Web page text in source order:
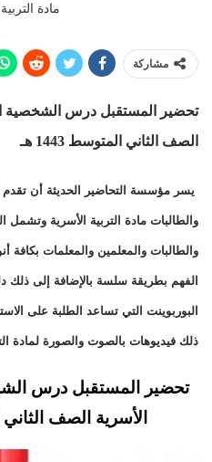
مادة
مشاركة
تحضير المستقبل درس الشخصية
الصف الثاني المتوسط 1443 هـ
يسر مؤسسة التحاضير الحديثة أن تقدم
والطالبات مادة التربية الأسرية وتشمل
والطالبات والمعلمين والمعلمات بكافة
الفهم بطريقة سلسة بالإضافة إلى ذلك
البوربوينت التي تساعد الطلبة على
ذلك فيديوهات بالصوت والصورة لمادة
تحضير المستقبل درس
الأسرية الصف الثاني